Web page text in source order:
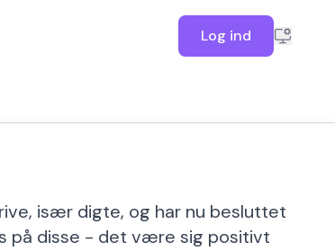
Log ind
især digte, og har nu besluttet
på disse - det være sig positivt